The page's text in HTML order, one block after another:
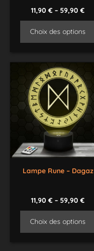
11,90€ –59,90€
Choix des options
Lampe Rune – Dagaz
11,90€ –59,90€
Choix des options